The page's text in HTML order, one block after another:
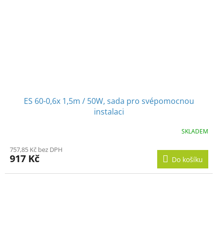
ES 60-0,6x 1,5m / 50W, sada pro svépomocnou
instalaci
SKLADEM
757,85 Kč bez DPH
917 Kč Do košíku